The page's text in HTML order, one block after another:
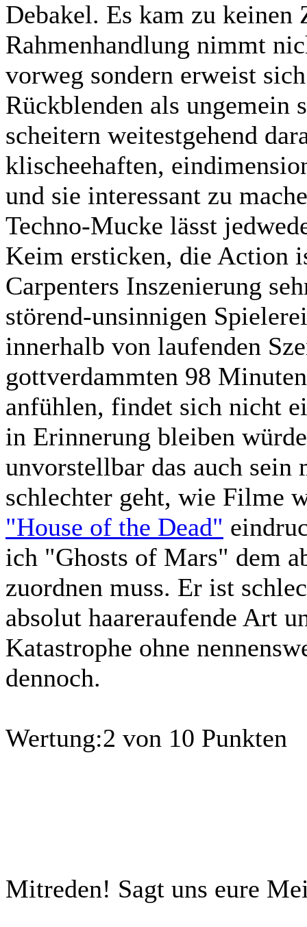
Debakel. Es kam zu keinen
Rahmenhandlung nimmt
vorweg sondern erweist
Rückblenden als ungemein
scheitern weitestgehend
klischeehaften,
und sie interessant zu
Techno-Mucke lässt
Keim ersticken, die Action
Carpenters Inszenierung
störend-unsinnigen
innerhalb von laufenden
gottverdammten 98
anfühlen, findet sich nicht
in Erinnerung bleiben
unvorstellbar das auch
schlechter geht, wie Filme
"House of the Dead"
ich "Ghosts of Mars" dem
zuordnen muss. Er ist
absolut haareraufende Art
Katastrophe ohne
dennoch.
Wertung:2 von 10 Punkten
Mitreden! Sagt uns eure